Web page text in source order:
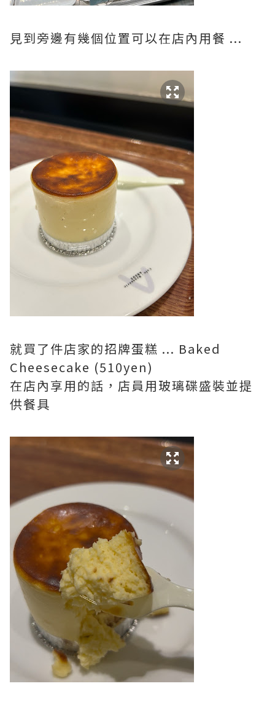
見到旁邊有幾個位置可以在店內用餐 ...
就買了件店家的招牌蛋糕 ... Baked
Cheesecake (510yen)
在店內享用的話，店員用玻璃碟盛裝並提
供餐具